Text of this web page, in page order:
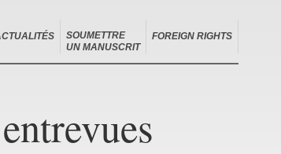
SOUMETTRE
UN MANUSCRIT
FOREIGN RIGHTS